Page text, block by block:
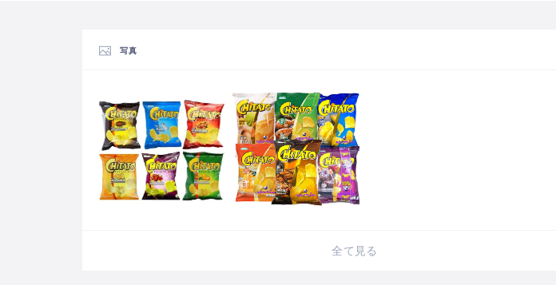
写真
全て見る